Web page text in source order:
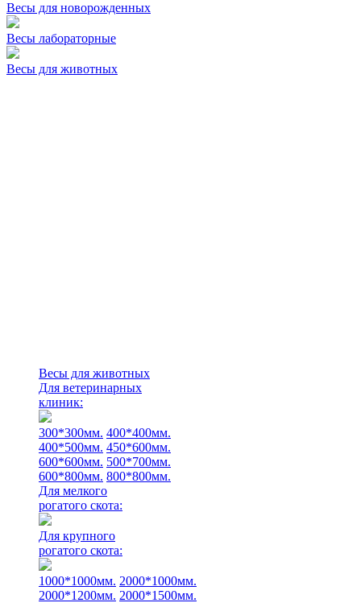
Весы для новорожденных
Весы лабораторные
Весы для животных
Весы для животных
Для ветеринарных
клиник:
300*300мм. 400*400мм.
400*500мм. 450*600мм.
600*600мм. 500*700мм.
600*800мм. 800*800мм.
Для мелкого
рогатого скота:
Для крупного
рогатого скота:
1000*1000мм. 2000*1000мм.
2000*1200мм. 2000*1500мм.